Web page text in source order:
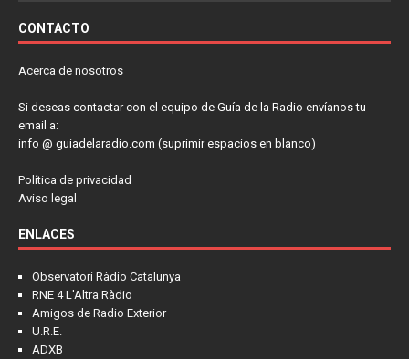
CONTACTO
Acerca de nosotros
Si deseas contactar con el equipo de Guía de la Radio envíanos tu
email a:
info @ guiadelaradio.com (suprimir espacios en blanco)
Política de privacidad
Aviso legal
ENLACES
Observatori Ràdio Catalunya
RNE 4 L'Altra Ràdio
Amigos de Radio Exterior
U.R.E.
ADXB